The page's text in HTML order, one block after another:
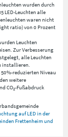
wurden durch
LED-Leuchten alle
waren nicht
ratio) von 0 Prozent
Leuchten
Zur Verbesserung
alle Leuchten
installieren.
reduzierten Niveau
weitere
CO2-Fußabdruck
auf LED in der
Frettenheim und